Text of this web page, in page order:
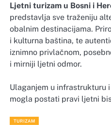
Ljetni turizam u Bosni i
predstavlja sve traženiju
obalnim destinacijama.
i kulturna baština, te
iznimno privlačnom,
i mirniji ljetni odmor.
Ulaganjem u infrastrukturu
mogla postati pravi ljetni
TURIZAM